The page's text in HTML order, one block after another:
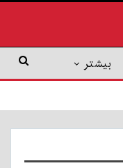
بیشتر